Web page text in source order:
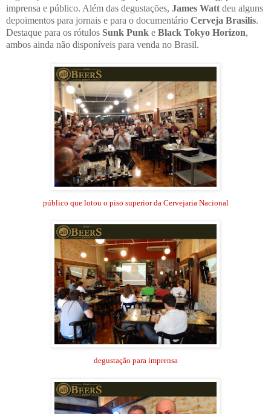
imprensa e público. Além das degustações, James Watt deu alguns
depoimentos para jornais e para o documentário Cerveja Brasilis.
Destaque para os rótulos Sunk Punk e Black Tokyo Horizon,
ambos ainda não disponíveis para venda no Brasil.
público que lotou o piso superior da Cervejaria Nacional
degustação para imprensa